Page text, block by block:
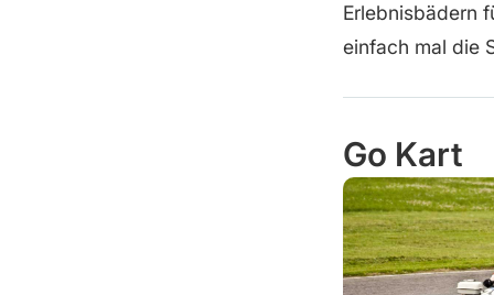
Erlebnisbädern
einfach mal die
Go Kart